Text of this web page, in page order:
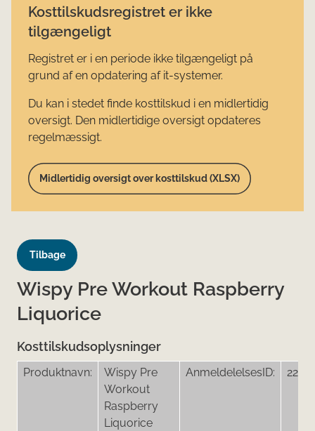
Kosttilskudsregistret er ikke
tilgængeligt
Registret er i en periode ikke tilgængeligt på
grund af en opdatering af it-systemer.
Du kan i stedet finde kosttilskud i en midlertidig
oversigt. Den midlertidige oversigt opdateres
regelmæssigt.
Midlertidig oversigt over kosttilskud (XLSX)
Tilbage
Wispy Pre Workout Raspberry
Liquorice
Kosttilskudsoplysninger
Produktnavn:
Wispy Pre
Workout
Raspberry
Liquorice
AnmeldelelsesID: 22133